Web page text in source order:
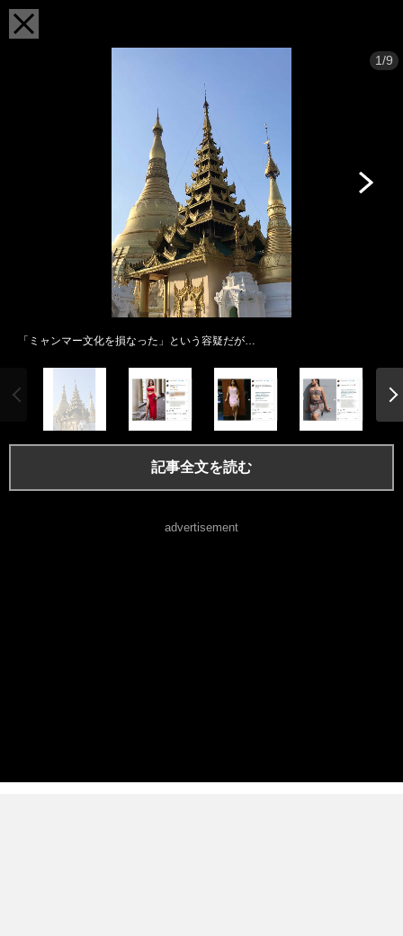
1/9
「ミャンマー文化を損なった」という容疑だが…
記事全文を読む
advertisement